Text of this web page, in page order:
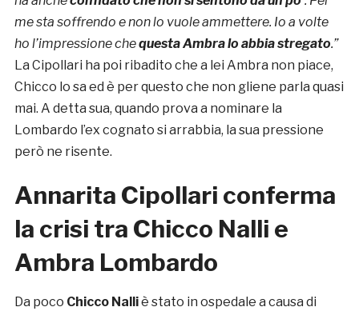
me sta soffrendo e non lo vuole ammettere. Io a volte
ho l’impressione chequesta Ambra lo abbia stregato.”
La Cipollari ha poi ribadito che a lei Ambra non piace,
Chicco lo sa ed è per questo che non gliene parla quasi
mai. A detta sua, quando prova a nominare la
Lombardo l’ex cognato si arrabbia, la sua pressione
però ne risente.
Annarita Cipollari conferma
la crisi tra Chicco Nalli e
Ambra Lombardo
Da poco Chicco Nalliè stato in ospedale a causa di